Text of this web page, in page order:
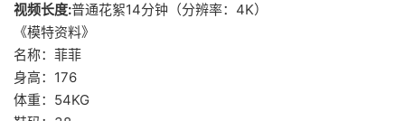
视频长度:普通花絮14分钟（分辨率：4K）
《模特资料》
名称：菲菲
身高：176
体重：54KG